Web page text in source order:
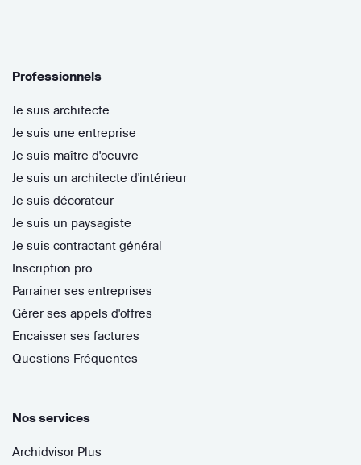
Professionnels
Je suis architecte
Je suis une entreprise
Je suis maître d'oeuvre
Je suis un architecte d'intérieur
Je suis décorateur
Je suis un paysagiste
Je suis contractant général
Inscription pro
Parrainer ses entreprises
Gérer ses appels d'offres
Encaisser ses factures
Questions Fréquentes
Nos services
Archidvisor Plus